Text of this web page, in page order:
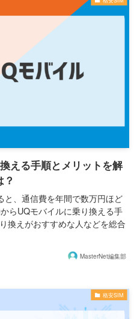
える手順とメリットを解
、通信費を年間で数万円ほど
らUQモバイルに乗り換える手
換えがおすすめな人などを総合
MasterNet編集部
格安SIM